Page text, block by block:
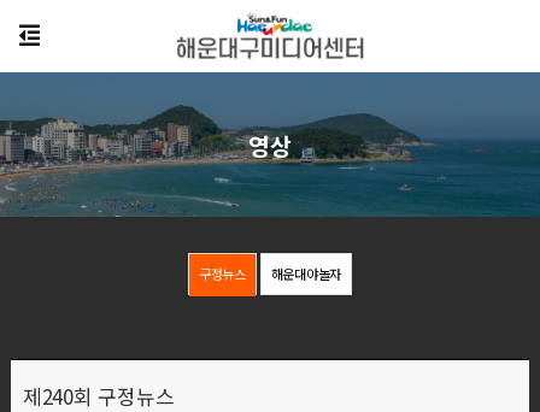
구정뉴스 해운대야놀자
영상
제240회 구정뉴스